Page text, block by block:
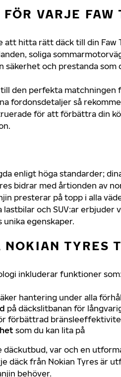
FÖR VARJE
att hitta rätt däck till din Faw
soliga
säkerhet och prestanda som
den perfekta matchningen
fordonsdetaljer så
för att förbättra din
enligt höga standarder;
bidrar med årtionden av
presterar på topp i alla
och SUV:ar erbjuder
egenskaper.
NOKIAN TYRES
inkluderar funktioner
hantering under alla
på däckslitbanan för
förbättrad
som du kan lita på
var och en
däck från Nokian Tyres är
behöver.